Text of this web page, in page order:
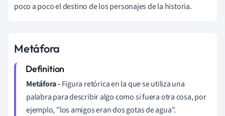
poco a poco el destino de los personajes de la historia.
Metáfora
Metáfora -Figura retórica en la que se utiliza una
palabra para describir algo como si fuera otra cosa, por
ejemplo, "los amigos eran dos gotas de agua".